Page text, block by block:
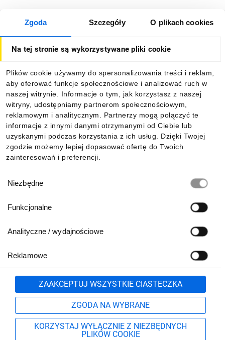
Zgoda Szczegóły O plikach cookies
Na tej stronie są wykorzystywane pliki cookie
Plików cookie używamy do spersonalizowania treści i reklam,
aby oferować funkcje społecznościowe i analizować ruch w
naszej witrynie. Informacje o tym, jak korzystasz z naszej
witryny, udostępniamy partnerom społecznościowym,
reklamowym i analitycznym. Partnerzy mogą połączyć te
informacje z innymi danymi otrzymanymi od Ciebie lub
uzyskanymi podczas korzystania z ich usług. Dzięki Twojej
zgodzie możemy lepiej dopasować ofertę do Twoich
zainteresowań i preferencji.
zgody
Niezbędne
Funkcjonalne
Analityczne / wydajnościowe
Reklamowe
ZAAKCEPTUJ WSZYSTKIE CIASTECZKA
ZGODA NA WYBRANE
KORZYSTAJ WYŁĄCZNIE Z NIEZBĘDNYCH
PLIKÓW COOKIE
O firmie
Informacje
Pobierz naszą aplikację mobilną:
801 500 700 lub
71 37 61 600
Formularz kontaktowy